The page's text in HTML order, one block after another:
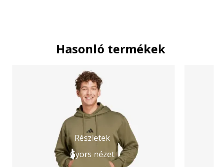
Hasonló termékek
Részletek
Gyors nézet